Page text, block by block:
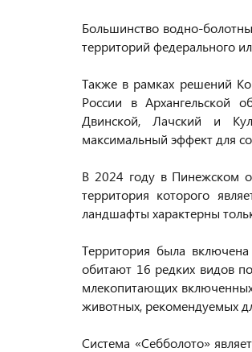
Большинство водно-
территорий федерального
Также в рамках решений
России в Архангельской
Двинской, Лачский и
максимальный эффект для
В 2024 году в Пинежском
территория которого
ландшафты характерны
Территория была
обитают 16 редких видов
млекопитающих
животных, рекомендуемых
Система «Себболото»